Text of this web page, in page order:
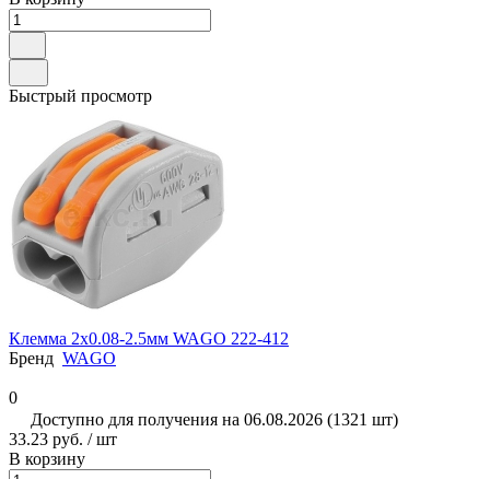
Быстрый просмотр
Клемма 2x0.08-2.5мм WAGO 222-412
Бренд WAGO
0
Доступно для получения на 06.08.2026 (1321 шт)
33.23 руб. / шт
В корзину